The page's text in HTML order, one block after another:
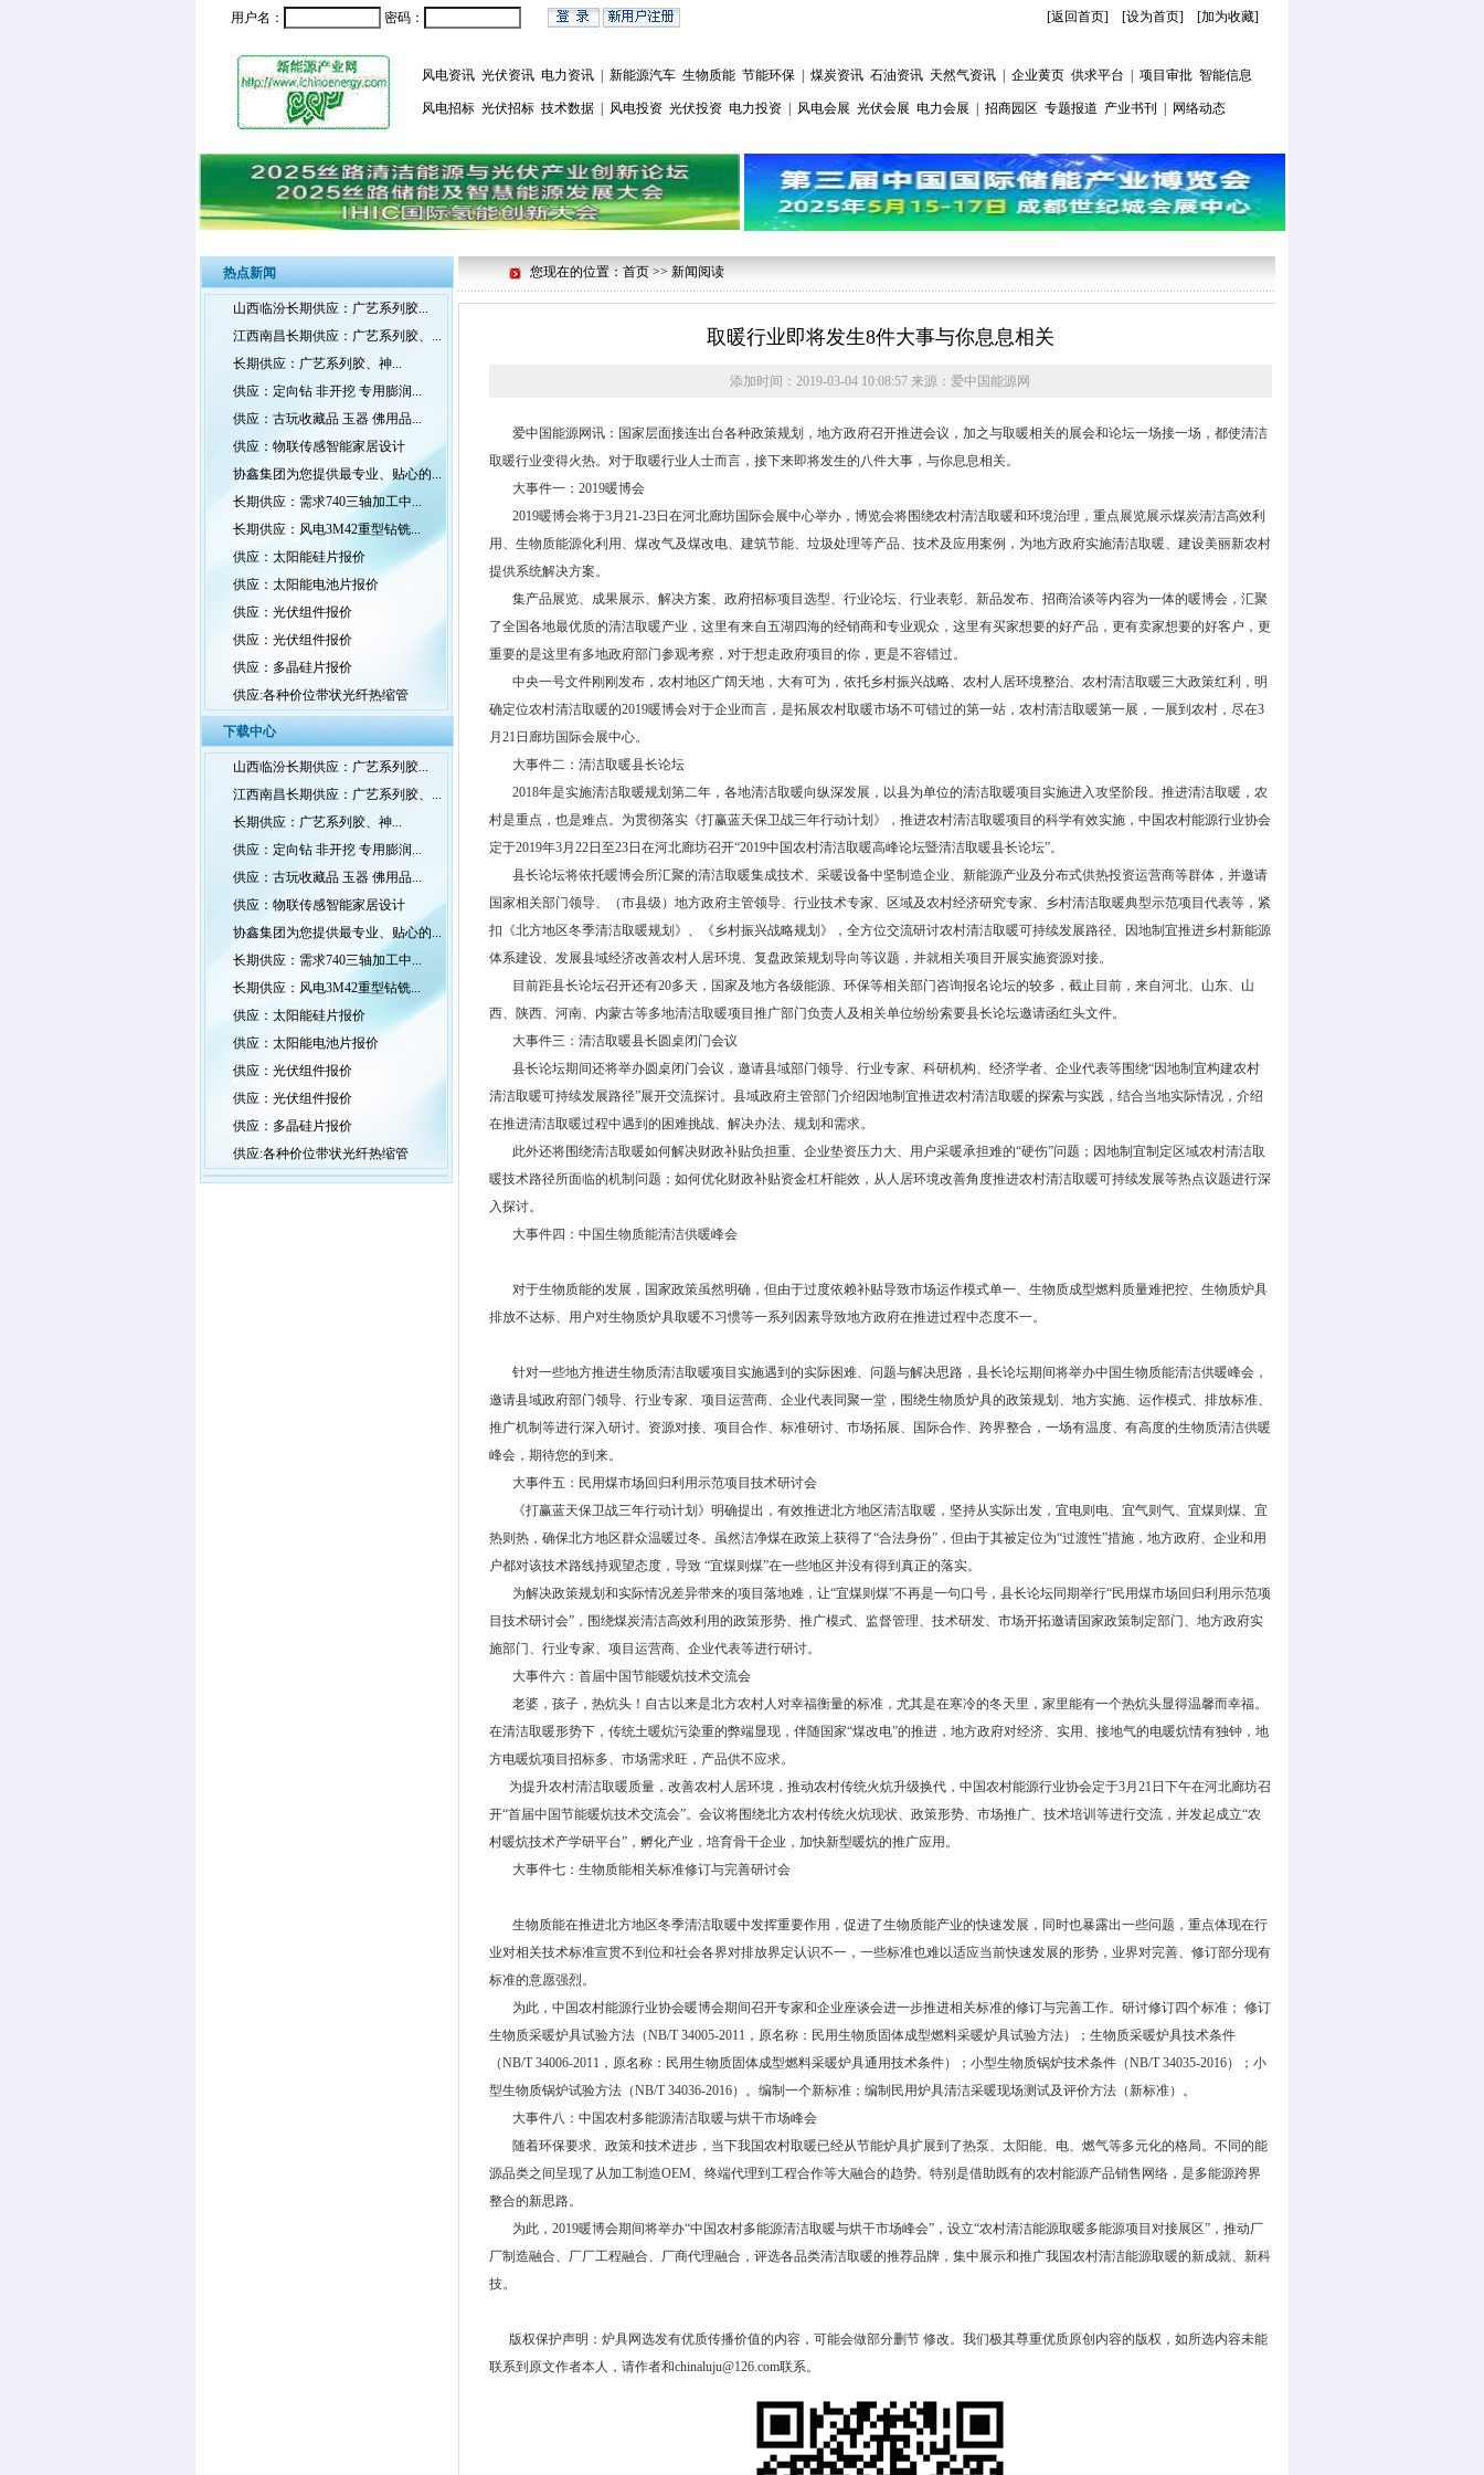
用户名： 密码： [返回首页] [设为首页] [加为收藏]
风电资讯 光伏资讯 电力资讯 新能源汽车 生物质能 节能环保 煤炭资讯 石油资讯 天然气资讯 企业黄页 供求平台 项目审批 智能信息
风电招标 光伏招标 技术数据 风电投资 光伏投资 电力投资 风电会展 光伏会展 电力会展 招商园区 专题报道 产业书刊 网络动态
热点新闻
山西临汾长期供应：广艺系列胶...
江西南昌长期供应：广艺系列胶、...
长期供应：广艺系列胶、神...
供应：定向钻 非开挖 专用膨润...
供应：古玩收藏品 玉器 佛用品...
供应：物联传感智能家居设计
协鑫集团为您提供最专业、贴心的...
长期供应：需求740三轴加工中...
长期供应：风电3M42重型钻铣...
供应：太阳能硅片报价
供应：太阳能电池片报价
供应：光伏组件报价
供应：光伏组件报价
供应：多晶硅片报价
供应:各种价位带状光纤热缩管
下载中心
山西临汾长期供应：广艺系列胶...
江西南昌长期供应：广艺系列胶、...
长期供应：广艺系列胶、神...
供应：定向钻 非开挖 专用膨润...
供应：古玩收藏品 玉器 佛用品...
供应：物联传感智能家居设计
协鑫集团为您提供最专业、贴心的...
长期供应：需求740三轴加工中...
长期供应：风电3M42重型钻铣...
供应：太阳能硅片报价
供应：太阳能电池片报价
供应：光伏组件报价
供应：光伏组件报价
供应：多晶硅片报价
供应:各种价位带状光纤热缩管
您现在的位置：首页 >> 新闻阅读
取暖行业即将发生8件大事与你息息相关
添加时间： 2019-03-04 10:08:57 来源： 爱中国能源网
爱中国能源网讯：国家层面接连出台各种政策规划，地方政府召开推进会议，加之与取暖相关的展会和论坛一场接一场，都使清洁
取暖行业变得火热。对于取暖行业人士而言，接下来即将发生的八件大事，与你息息相关。
大事件一：2019暖博会
2019暖博会将于3月21-23日在河北廊坊国际会展中心举办，博览会将围绕农村清洁取暖和环境治理，重点展览展示煤炭清洁高效利
用、生物质能源化利用、煤改气及煤改电、建筑节能、垃圾处理等产品、技术及应用案例，为地方政府实施清洁取暖、建设美丽新农村
提供系统解决方案。
集产品展览、成果展示、解决方案、政府招标项目选型、行业论坛、行业表彰、新品发布、招商洽谈等内容为一体的暖博会，汇聚
了全国各地最优质的清洁取暖产业，这里有来自五湖四海的经销商和专业观众，这里有买家想要的好产品，更有卖家想要的好客户，更
重要的是这里有多地政府部门参观考察，对于想走政府项目的你，更是不容错过。
中央一号文件刚刚发布，农村地区广阔天地，大有可为，依托乡村振兴战略、农村人居环境整治、农村清洁取暖三大政策红利，明
确定位农村清洁取暖的2019暖博会对于企业而言，是拓展农村取暖市场不可错过的第一站，农村清洁取暖第一展，一展到农村，尽在3
月21日廊坊国际会展中心。
大事件二：清洁取暖县长论坛
2018年是实施清洁取暖规划第二年，各地清洁取暖向纵深发展，以县为单位的清洁取暖项目实施进入攻坚阶段。推进清洁取暖，农
村是重点，也是难点。为贯彻落实《打赢蓝天保卫战三年行动计划》，推进农村清洁取暖项目的科学有效实施，中国农村能源行业协会
定于2019年3月22日至23日在河北廊坊召开“2019中国农村清洁取暖高峰论坛暨清洁取暖县长论坛”。
县长论坛将依托暖博会所汇聚的清洁取暖集成技术、采暖设备中坚制造企业、新能源产业及分布式供热投资运营商等群体，并邀请
国家相关部门领导、（市县级）地方政府主管领导、行业技术专家、区域及农村经济研究专家、乡村清洁取暖典型示范项目代表等，紧
扣《北方地区冬季清洁取暖规划》、《乡村振兴战略规划》，全方位交流研讨农村清洁取暖可持续发展路径、因地制宜推进乡村新能源
体系建设、发展县域经济改善农村人居环境、复盘政策规划导向等议题，并就相关项目开展实施资源对接。
目前距县长论坛召开还有20多天，国家及地方各级能源、环保等相关部门咨询报名论坛的较多，截止目前，来自河北、山东、山
西、陕西、河南、内蒙古等多地清洁取暖项目推广部门负责人及相关单位纷纷索要县长论坛邀请函红头文件。
大事件三：清洁取暖县长圆桌闭门会议
县长论坛期间还将举办圆桌闭门会议，邀请县域部门领导、行业专家、科研机构、经济学者、企业代表等围绕“因地制宜构建农村
清洁取暖可持续发展路径”展开交流探讨。县域政府主管部门介绍因地制宜推进农村清洁取暖的探索与实践，结合当地实际情况，介绍
在推进清洁取暖过程中遇到的困难挑战、解决办法、规划和需求。
此外还将围绕清洁取暖如何解决财政补贴负担重、企业垫资压力大、用户采暖承担难的“硬伤”问题；因地制宜制定区域农村清洁取
暖技术路径所面临的机制问题；如何优化财政补贴资金杠杆能效，从人居环境改善角度推进农村清洁取暖可持续发展等热点议题进行深
入探讨。
大事件四：中国生物质能清洁供暖峰会
对于生物质能的发展，国家政策虽然明确，但由于过度依赖补贴导致市场运作模式单一、生物质成型燃料质量难把控、生物质炉具
排放不达标、用户对生物质炉具取暖不习惯等一系列因素导致地方政府在推进过程中态度不一。
针对一些地方推进生物质清洁取暖项目实施遇到的实际困难、问题与解决思路，县长论坛期间将举办中国生物质能清洁供暖峰会，
邀请县域政府部门领导、行业专家、项目运营商、企业代表同聚一堂，围绕生物质炉具的政策规划、地方实施、运作模式、排放标准、
推广机制等进行深入研讨。资源对接、项目合作、标准研讨、市场拓展、国际合作、跨界整合，一场有温度、有高度的生物质清洁供暖
峰会，期待您的到来。
大事件五：民用煤市场回归利用示范项目技术研讨会
《打赢蓝天保卫战三年行动计划》明确提出，有效推进北方地区清洁取暖，坚持从实际出发，宜电则电、宜气则气、宜煤则煤、宜
热则热，确保北方地区群众温暖过冬。虽然洁净煤在政策上获得了“合法身份”，但由于其被定位为“过渡性”措施，地方政府、企业和用
户都对该技术路线持观望态度，导致 “宜煤则煤”在一些地区并没有得到真正的落实。
为解决政策规划和实际情况差异带来的项目落地难，让“宜煤则煤”不再是一句口号，县长论坛同期举行“民用煤市场回归利用示范项
目技术研讨会”，围绕煤炭清洁高效利用的政策形势、推广模式、监督管理、技术研发、市场开拓邀请国家政策制定部门、地方政府实
施部门、行业专家、项目运营商、企业代表等进行研讨。
大事件六：首届中国节能暖炕技术交流会
老婆，孩子，热炕头！自古以来是北方农村人对幸福衡量的标准，尤其是在寒冷的冬天里，家里能有一个热炕头显得温馨而幸福。
在清洁取暖形势下，传统土暖炕污染重的弊端显现，伴随国家“煤改电”的推进，地方政府对经济、实用、接地气的电暖炕情有独钟，地
方电暖炕项目招标多、市场需求旺，产品供不应求。
为提升农村清洁取暖质量，改善农村人居环境，推动农村传统火炕升级换代，中国农村能源行业协会定于3月21日下午在河北廊坊召
开“首届中国节能暖炕技术交流会”。会议将围绕北方农村传统火炕现状、政策形势、市场推广、技术培训等进行交流，并发起成立“农
村暖炕技术产学研平台”，孵化产业，培育骨干企业，加快新型暖炕的推广应用。
大事件七：生物质能相关标准修订与完善研讨会
生物质能在推进北方地区冬季清洁取暖中发挥重要作用，促进了生物质能产业的快速发展，同时也暴露出一些问题，重点体现在行
业对相关技术标准宣贯不到位和社会各界对排放界定认识不一，一些标准也难以适应当前快速发展的形势，业界对完善、修订部分现有
标准的意愿强烈。
为此，中国农村能源行业协会暖博会期间召开专家和企业座谈会进一步推进相关标准的修订与完善工作。研讨修订四个标准； 修订
生物质采暖炉具试验方法（NB/T 34005-2011，原名称：民用生物质固体成型燃料采暖炉具试验方法）；生物质采暖炉具技术条件
（NB/T 34006-2011，原名称：民用生物质固体成型燃料采暖炉具通用技术条件）；小型生物质锅炉技术条件（NB/T 34035-2016）；小
型生物质锅炉试验方法（NB/T 34036-2016）。编制一个新标准；编制民用炉具清洁采暖现场测试及评价方法（新标准）。
大事件八：中国农村多能源清洁取暖与烘干市场峰会
随着环保要求、政策和技术进步，当下我国农村取暖已经从节能炉具扩展到了热泵、太阳能、电、燃气等多元化的格局。不同的能
源品类之间呈现了从加工制造OEM、终端代理到工程合作等大融合的趋势。特别是借助既有的农村能源产品销售网络，是多能源跨界
整合的新思路。
为此，2019暖博会期间将举办“中国农村多能源清洁取暖与烘干市场峰会”，设立“农村清洁能源取暖多能源项目对接展区”，推动厂
厂制造融合、厂厂工程融合、厂商代理融合，评选各品类清洁取暖的推荐品牌，集中展示和推广我国农村清洁能源取暖的新成就、新科
技。
版权保护声明：炉具网选发有优质传播价值的内容，可能会做部分删节 修改。我们极其尊重优质原创内容的版权，如所选内容未能
联系到原文作者本人，请作者和chinaluju@126.com联系。